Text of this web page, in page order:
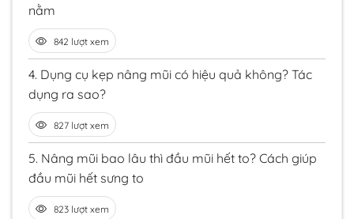
nằm
842 lượt xem
4. Dụng cụ kẹp nâng mũi có hiệu quả không? Tác
dụng ra sao?
827 lượt xem
5. Nâng mũi bao lâu thì đầu mũi hết to? Cách giúp
đầu mũi hết sưng to
823 lượt xem